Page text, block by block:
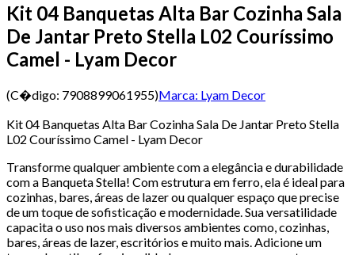
Kit 04 Banquetas Alta Bar Cozinha Sala
De Jantar Preto Stella L02 Couríssimo
Camel - Lyam Decor
(C�digo: 7908899061955)Marca: Lyam Decor
Kit 04 Banquetas Alta Bar Cozinha Sala De Jantar Preto Stella
L02 Couríssimo Camel - Lyam Decor
Transforme qualquer ambiente com a elegância e durabilidade
com a Banqueta Stella! Com estrutura em ferro, ela é ideal para
cozinhas, bares, áreas de lazer ou qualquer espaço que precise
de um toque de sofisticação e modernidade. Sua versatilidade
capacita o uso nos mais diversos ambientes como, cozinhas,
bares, áreas de lazer, escritórios e muito mais. Adicione um